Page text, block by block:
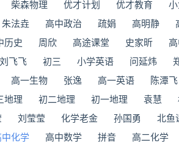
​柴森物理 优才计划 优才教育
朱法垚 高中政治 疏娟 高明静
历史 周欣 ​高途课堂 史家昕
刘飞飞 初三 小学英语 问延炜
高一生物 张逸 高一英语 陈潭飞
地理 初二地理 初一地理 袁慧
刘莹莹 化学老金 孙国勇 北鱼
中化学 高中数学 拼音 高二化学